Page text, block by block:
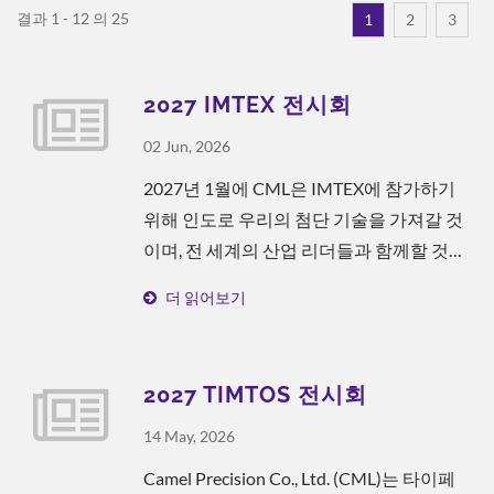
결과 1 - 12 의 25 1 2 3
2027 IMTEX 전시회
02 Jun, 2026
2027년 1월에 CML은 IMTEX에 참가하기
위해 인도로 우리의 첨단 기술을 가져갈 것
이며, 전 세계의 산업 리더들과 함께할 것입
의 펌프와 밸브에 대한 제조 및 조립 전문성
써 최대 75%의 에너지 절약을 달성하는 고
효율 제품을 개발할 수 있습니다. IMTEX에
서 최신 글로벌 가공 기술을 탐색하고 함께
더 읽어보기
2027 TIMTOS 전시회
14 May, 2026
Camel Precision Co., Ltd. (CML)는 타이페